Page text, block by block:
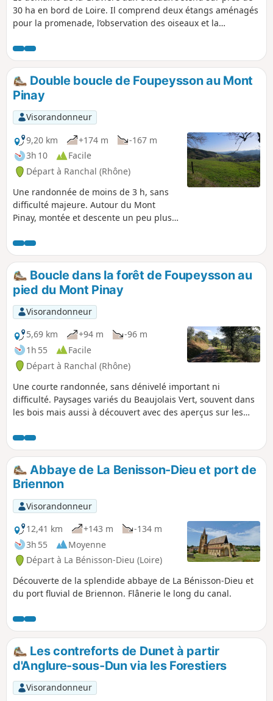
30 ha en bord de Loire. Il comprend deux étangs aménagés
pour la promenade, l’observation des oiseaux et la
Double boucle de Foupeysson au Mont
Pinay
Visorandonneur
9,20 km
+174 m
-167 m
3h 10
Facile
Départ à Ranchal (Rhône)
Une randonnée de moins de 3 h, sans
difficulté majeure. Autour du Mont
Pinay, montée et descente un peu plus
avec des passages plus dégagés et des
vues sur les paysages environnants du
Beaujolais Vert. Il s'agit d'une variante,
allongée, de l'itinéraire "Boucle dans la
forêt de Foupeysson, au pied du Mont
Pinay". Remarque : une partie du
parcours, du hameau des Rousselles au
Mont Pinay et aux Petites Fayes, se fait
sur bitume, mais il s'agit de petites
routes très peu fréquentées.
Boucle dans la forêt de Foupeysson au
pied du Mont Pinay
Visorandonneur
5,69 km
+94 m
-96 m
1h 55
Facile
Départ à Ranchal (Rhône)
Une courte randonnée, sans dénivelé important ni
difficulté. Paysages variés du Beaujolais Vert, souvent dans
les bois mais aussi à découvert avec des aperçus sur les
parcours, de Mont Pinay aux Petites Fayes se fait sur
bitume, mais il s'agit de petites routes très peu
fréquentées.
Abbaye de La Benisson-Dieu et port de
Briennon
Visorandonneur
12,41 km
+143 m
-134 m
3h 55
Moyenne
Départ à La Bénisson-Dieu (Loire)
Découverte de la splendide abbaye de La Bénisson-Dieu et
du port fluvial de Briennon. Flânerie le long du canal.
Les contreforts de Dunet à partir
d'Anglure-sous-Dun via les Forestiers
Visorandonneur